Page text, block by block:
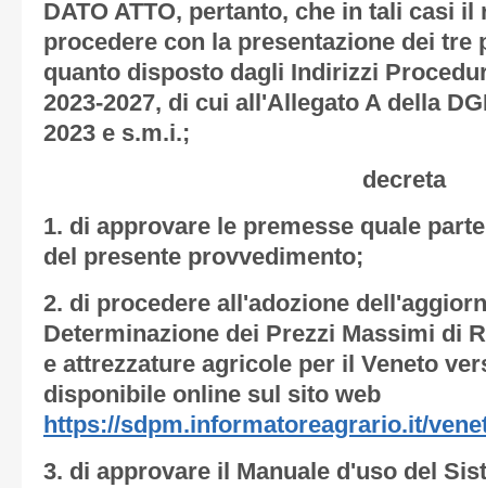
DATO ATTO, pertanto, che in tali casi il
procedere con la presentazione dei tre
quanto disposto dagli Indirizzi
2023-2027, di cui all'Allegato A della
2023 e s.m.i.;
decreta
1. di approvare le premesse quale
del presente provvedimento;
2. di procedere all'adozione
Determinazione dei Prezzi Massimi di
e attrezzature agricole per il Veneto
disponibile online sul sito web
https://sdpm.informatoreagrario.it/
3. di approvare il Manuale d'uso del